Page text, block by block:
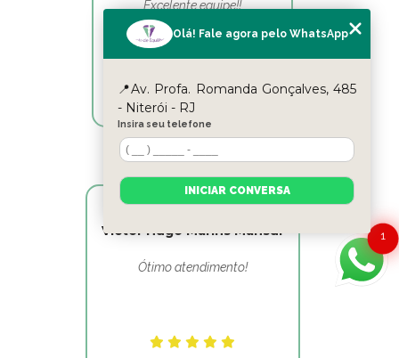
Excelente equipe!!
Victor Hugo Marins Mansur
Ótimo atendimento!
1
Olá! Fale agora pelo WhatsApp
📍Av. Profa. Romanda Gonçalves, 485
- Niterói - RJ
Insira seu telefone
INICIAR CONVERSA